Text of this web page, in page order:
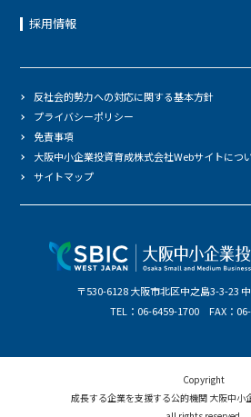
採用情報
〒530-6128 大阪市北区中之島3-3-23
TEL：06-6459-1700 FAX：
反社会的勢力への対応に関する基本方針
プライバシーポリシー
免責事項
大阪中小企業投資育成株式会社Webサイトにつ
サイトマップ
Copyright
成長する企業を支援する公的機関 大阪中小